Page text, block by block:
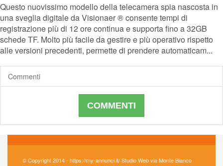
Questo nuovissimo modello della telecamera spia nascosta in
una sveglia digitale da Visionaer ® consente tempi di
registrazione più di 12 ore continua e supporta fino a 32GB
schede TF. Molto più facile da gestire e più operativo rispetto
alle versioni precedenti, permette di prendere automaticam...
Commenti
COMMENTI
© Copyright 2014 - https://my-annunci.it/ Studio Web via Monte Bianco